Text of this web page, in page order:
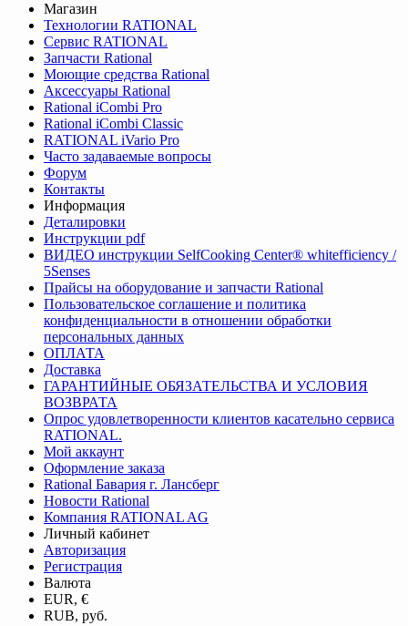
Магазин
Технологии RATIONAL
Сервис RATIONAL
Запчасти Rational
Моющие средства Rational
Аксессуары Rational
Rational iCombi Pro
Rational iCombi Classic
RATIONAL iVario Pro
Часто задаваемые вопросы
Форум
Контакты
Информация
Деталировки
Инструкции pdf
ВИДЕО инструкции SelfCooking Center® whitefficiency /
5Senses
Прайсы на оборудование и запчасти Rational
Пользовательское соглашение и политика
конфиденциальности в отношении обработки
персональных данных
ОПЛАТА
Доставка
ГАРАНТИЙНЫЕ ОБЯЗАТЕЛЬСТВА И УСЛОВИЯ
ВОЗВРАТА
Опрос удовлетворенности клиентов касательно сервиса
RATIONAL.
Мой аккаунт
Оформление заказа
Rational Бавария г. Лансберг
Новости Rational
Компания RATIONAL AG
Личный кабинет
Авторизация
Регистрация
Валюта
EUR, €
RUB, руб.